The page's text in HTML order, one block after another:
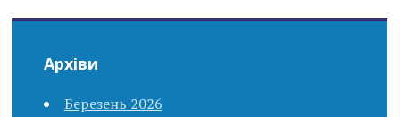
Архіви
Березень 2026